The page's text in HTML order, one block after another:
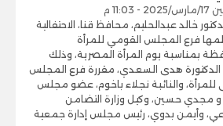
- 11:03 م
خالد عبدالحليم، محافظ قنا، الاحتفالية
فرع المجلس القومي للمرأة
بمناسبة يوم المرأة المصرية، وذلك
هدى السعدي، مقررة فرع المجلس
للمرأة، والنائبة نجلاء باخوم، عضو مجلس
و مجدي حسين، وكيل وزارة التضامن
وأيمن بدوي، رئيس مجلس إدارة جمعية